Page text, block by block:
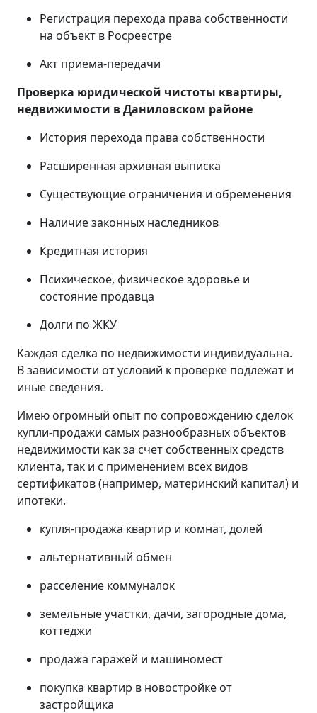
Регистрация перехода права собственности
на объект в Росреестре
Акт приема-передачи
Проверка юридической чистоты квартиры,
недвижимости в Даниловском районе
История перехода права собственности
Расширенная архивная выписка
Существующие ограничения и обременения
Наличие законных наследников
Кредитная история
Психическое, физическое здоровье и
состояние продавца
Долги по ЖКУ
Каждая сделка по недвижимости индивидуальна.
В зависимости от условий к проверке подлежат и
иные сведения.
Имею огромный опыт по сопровождению сделок
купли-продажи самых разнообразных объектов
недвижимости как за счет собственных средств
клиента, так и с применением всех видов
сертификатов (например, материнский капитал) и
ипотеки.
купля-продажа квартир и комнат, долей
альтернативный обмен
расселение коммуналок
земельные участки, дачи, загородные дома,
коттеджи
продажа гаражей и машиномест
покупка квартир в новостройке от
застройщика